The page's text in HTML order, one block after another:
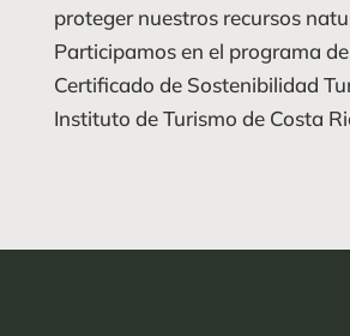
proteger nuestros recursos
Participamos en el programa
Certificado de Sostenibilidad
Instituto de Turismo de Costa